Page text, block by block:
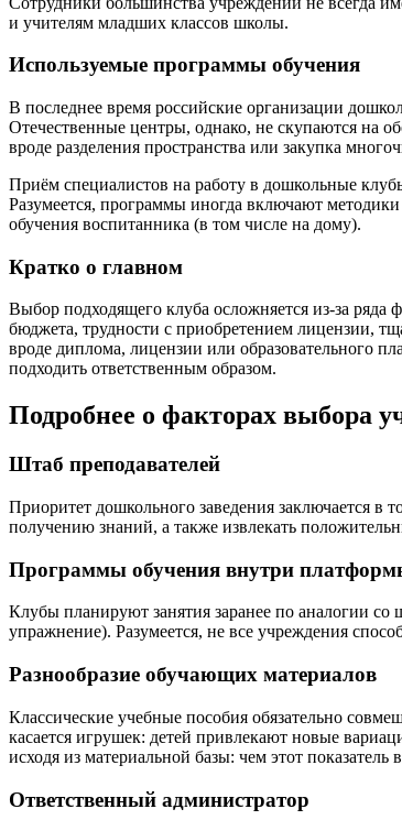
и учителям младших классов школы.
Используемые программы обучения
В последнее время российские организации
Отечественные центры, однако, не скупаются на
вроде разделения пространства или закупка
Приём специалистов на работу в дошкольные
Разумеется, программы иногда включают
обучения воспитанника (в том числе на дому).
Кратко о главном
Выбор подходящего клуба осложняется из-за
бюджета, трудности с приобретением лицензии,
вроде диплома, лицензии или образовательного
подходить ответственным образом.
Подробнее о факторах выбора
Штаб преподавателей
Приоритет дошкольного заведения заключается в
получению знаний, а также извлекать
Программы обучения внутри
Клубы планируют занятия заранее по аналогии
упражнение). Разумеется, не все учреждения
Разнообразие обучающих материалов
Классические учебные пособия обязательно
касается игрушек: детей привлекают новые
исходя из материальной базы: чем этот
Ответственный администратор